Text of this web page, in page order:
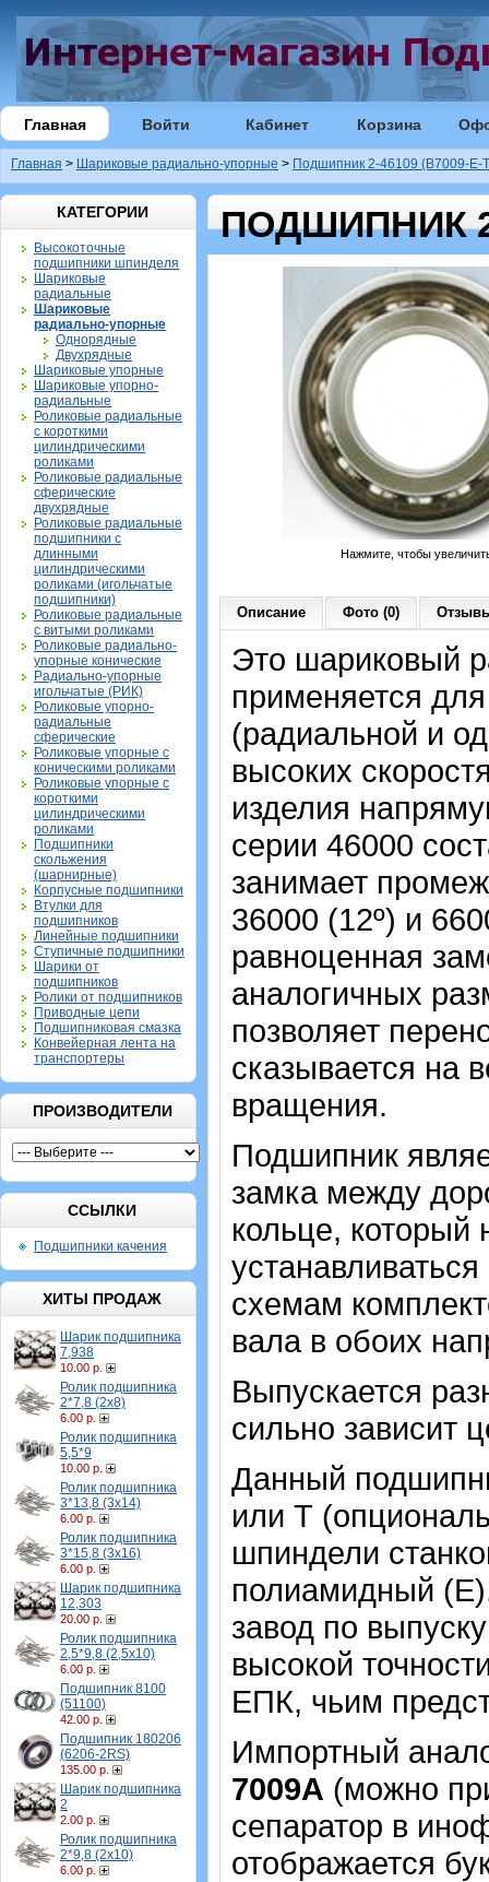
Главная Войти Кабинет Корзина
Главная > Шариковые радиально-упорные > Подшипник 2-46109 (B7009-E-
КАТЕГОРИИ
Высокоточные
подшипники шпинделя
Шариковые
радиальные
Шариковые
радиально-упорные
Однорядные
Двухрядные
Шариковые упорные
Шариковые упорно-
радиальные
Роликовые радиальные
с короткими
цилиндрическими
роликами
Роликовые радиальные
сферические
двухрядные
Роликовые радиальные
подшипники с
длинными
цилиндрическими
роликами (игольчатые
подшипники)
Роликовые радиальные
с витыми роликами
Роликовые радиально-
упорные конические
Радиально-упорные
игольчатые (РИК)
Роликовые упорно-
радиальные
сферические
Роликовые упорные с
коническими роликами
Роликовые упорные с
короткими
цилиндрическими
роликами
Подшипники
скольжения
(шарнирные)
Корпусные подшипники
Втулки для
подшипников
Линейные подшипники
Ступичные подшипники
Шарики от
подшипников
Ролики от подшипников
Приводные цепи
Подшипниковая смазка
Конвейерная лента на
транспортеры
ПРОИЗВОДИТЕЛИ
ССЫЛКИ
Подшипники качения
ХИТЫ ПРОДАЖ
Шарик подшипника
7,938
10.00 р.
Ролик подшипника
2*7,8 (2х8)
6.00 р.
Ролик подшипника
5,5*9
10.00 р.
Ролик подшипника
3*13,8 (3х14)
6.00 р.
Ролик подшипника
3*15,8 (3х16)
6.00 р.
Шарик подшипника
12,303
20.00 р.
Ролик подшипника
2,5*9,8 (2,5х10)
6.00 р.
Подшипник 8100
(51100)
42.00 р.
Подшипник 180206
(6206-2RS)
135.00 р.
Шарик подшипника
2
2.00 р.
Ролик подшипника
2*9,8 (2х10)
6.00 р.
ПОДШИПНИК 2-
Нажмите, чтобы
Описание Фото (0)
Это шариковый
применяется
(радиальной и
высоких
изделия
серии 46000
занимает
36000 (12º) и
равноценная
аналогичных
позволяет
сказывается на
вращения.
Подшипник
замка между
кольце,
схемам
вала в обоих
Выпускается
сильно зависит
Данный
или Т
шпиндели
полиамидный
завод по
высокой
ЕПК, чьим
Импортный
7009А (можно
сепаратор в
отображается